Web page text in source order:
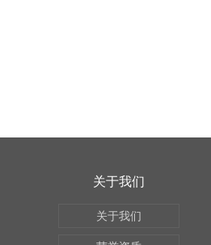
关于我们
关于我们